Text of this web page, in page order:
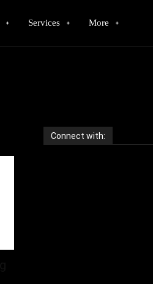
Services More
Connect with: